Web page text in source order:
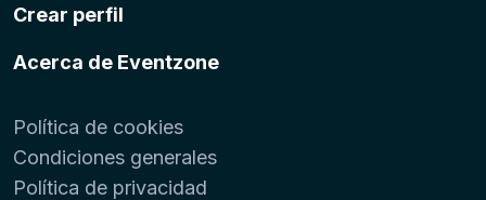
Crear perfil
Acerca de Eventzone
Política de cookies
Condiciones generales
Política de privacidad